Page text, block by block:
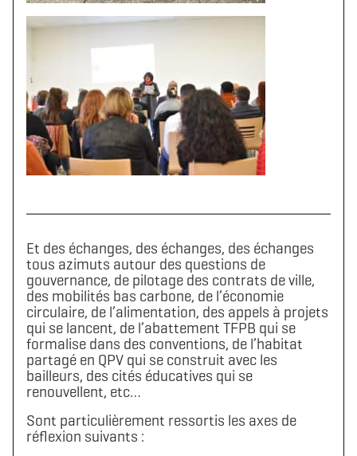
(format .svg)
(format .zip)
Et des échanges, des échanges, des échanges
tous azimuts autour des questions de
gouvernance, de pilotage des contrats de ville,
des mobilités bas carbone, de l’économie
circulaire, de l’alimentation, des appels à projets
qui se lancent, de l’abattement TFPB qui se
formalise dans des conventions, de l’habitat
partagé en QPV qui se construit avec les
bailleurs, des cités éducatives qui se
renouvellent, etc…
Sont particulièrement ressortis les axes de
réflexion suivants :